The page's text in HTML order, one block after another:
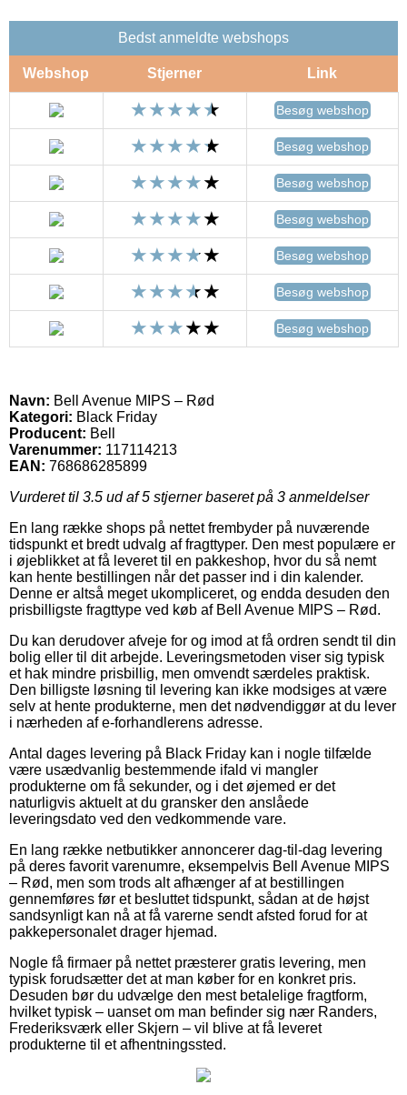
Bedst anmeldte webshops
Webshop Stjerner Link
Besøg webshop
Besøg webshop
Besøg webshop
Besøg webshop
Besøg webshop
Besøg webshop
Besøg webshop
Navn: Bell Avenue MIPS – Rød
Kategori: Black Friday
Producent: Bell
Varenummer: 117114213
EAN: 768686285899
Vurderet til 3.5 ud af 5 stjerner baseret på 3 anmeldelser
En lang række shops på nettet frembyder på nuværende
tidspunkt et bredt udvalg af fragttyper. Den mest populære er
i øjeblikket at få leveret til en pakkeshop, hvor du så nemt
kan hente bestillingen når det passer ind i din kalender.
Denne er altså meget ukompliceret, og endda desuden den
prisbilligste fragttype ved køb af Bell Avenue MIPS – Rød.
Du kan derudover afveje for og imod at få ordren sendt til din
bolig eller til dit arbejde. Leveringsmetoden viser sig typisk
et hak mindre prisbillig, men omvendt særdeles praktisk.
Den billigste løsning til levering kan ikke modsiges at være
selv at hente produkterne, men det nødvendiggør at du lever
i nærheden af e-forhandlerens adresse.
Antal dages levering på Black Friday kan i nogle tilfælde
være usædvanlig bestemmende ifald vi mangler
produkterne om få sekunder, og i det øjemed er det
naturligvis aktuelt at du gransker den anslåede
leveringsdato ved den vedkommende vare.
En lang række netbutikker annoncerer dag-til-dag levering
på deres favorit varenumre, eksempelvis Bell Avenue MIPS
– Rød, men som trods alt afhænger af at bestillingen
gennemføres før et besluttet tidspunkt, sådan at de højst
sandsynligt kan nå at få varerne sendt afsted forud for at
pakkepersonalet drager hjemad.
Nogle få firmaer på nettet præsterer gratis levering, men
typisk forudsætter det at man køber for en konkret pris.
Desuden bør du udvælge den mest betalelige fragtform,
hvilket typisk – uanset om man befinder sig nær Randers,
Frederiksværk eller Skjern – vil blive at få leveret
produkterne til et afhentningssted.